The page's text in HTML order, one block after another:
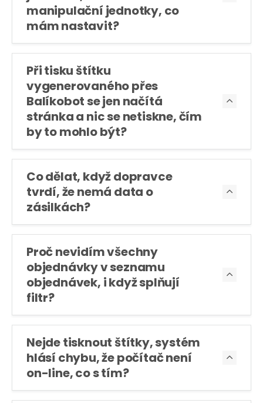
manipulační jednotky, co
mám nastavit?
Při tisku štítku
vygenerovaného přes
Balíkobot se jen načítá
stránka a nic se netiskne, čím
by to mohlo být?

Co dělat, když dopravce
tvrdí, že nemá data o
zásilkách?

Proč nevidím všechny
objednávky v seznamu
objednávek, i když splňují
filtr?

Nejde tisknout štítky, systém
hlásí chybu, že počítač není
on-line, co s tím?
